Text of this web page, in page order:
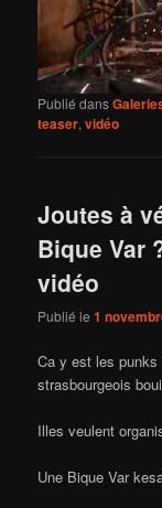
Publié dans
teaser,vidéo
Joutes à
Bique Var
vidéo
Publié le1
Ca y est les
strasbourgeois
Illes veulent
Une Bique Var